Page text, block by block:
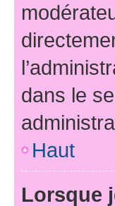
dans le
Haut
Lorsque